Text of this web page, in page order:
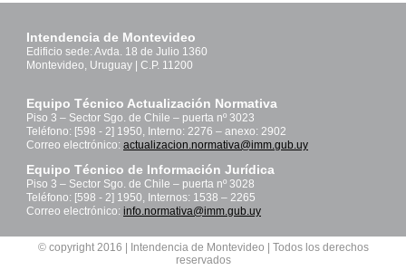
Intendencia de Montevideo
Edificio sede: Avda. 18 de Julio 1360
Montevideo, Uruguay | C.P. 11200
Equipo Técnico Actualización Normativa
Piso 3 – Sector Sgo. de Chile – puerta nº 3023
Teléfono: [598 - 2] 1950, Interno: 2276 – anexo: 2902
Correo electrónico: actualizacion.normativa@imm.gub.uy
Equipo Técnico de Información Jurídica
Piso 3 – Sector Sgo. de Chile – puerta nº 3028
Teléfono: [598 - 2] 1950, Internos: 1538 – 2265
Correo electrónico: info.normativa@imm.gub.uy
© copyright 2016 | Intendencia de Montevideo | Todos los derechos
reservados